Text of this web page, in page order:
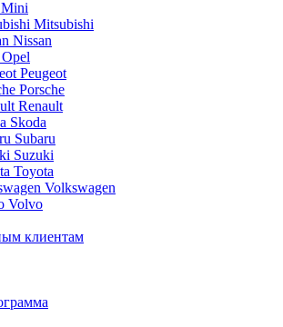
Mini
Mitsubishi
Nissan
Opel
Peugeot
Porsche
Renault
Skoda
Subaru
Suzuki
Toyota
Volkswagen
Volvo
клиентам